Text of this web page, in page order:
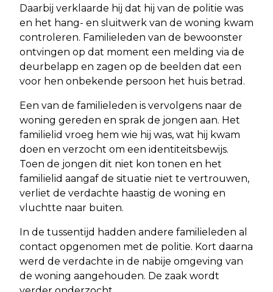
Daarbij verklaarde hij dat hij van de politie was
en het hang- en sluitwerk van de woning kwam
controleren. Familieleden van de bewoonster
ontvingen op dat moment een melding via de
deurbelapp en zagen op de beelden dat een
voor hen onbekende persoon het huis betrad.
Een van de familieleden is vervolgens naar de
woning gereden en sprak de jongen aan. Het
familielid vroeg hem wie hij was, wat hij kwam
doen en verzocht om een identiteitsbewijs.
Toen de jongen dit niet kon tonen en het
familielid aangaf de situatie niet te vertrouwen,
verliet de verdachte haastig de woning en
vluchtte naar buiten.
In de tussentijd hadden andere familieleden al
contact opgenomen met de politie. Kort daarna
werd de verdachte in de nabije omgeving van
de woning aangehouden. De zaak wordt